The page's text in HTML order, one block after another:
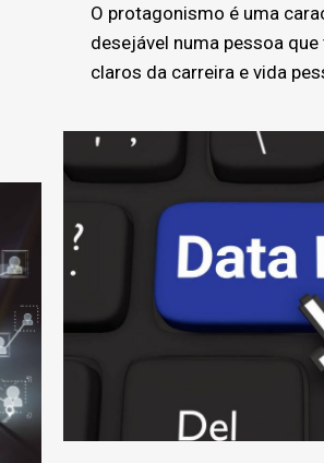
O protagonismo é uma
desejável numa pessoa
claros da carreira e vida